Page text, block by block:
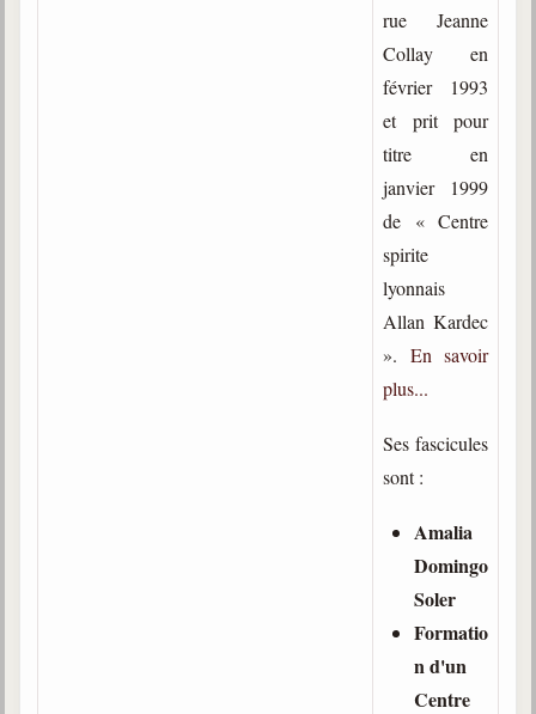
rue Jeanne
Collay en
février 1993
et prit pour
titre en
janvier 1999
de « Centre
spirite
lyonnais
Allan Kardec
». En savoir
plus...
Ses fascicules
sont :
Amalia
Domingo
Soler
Formatio
n d'un
Centre